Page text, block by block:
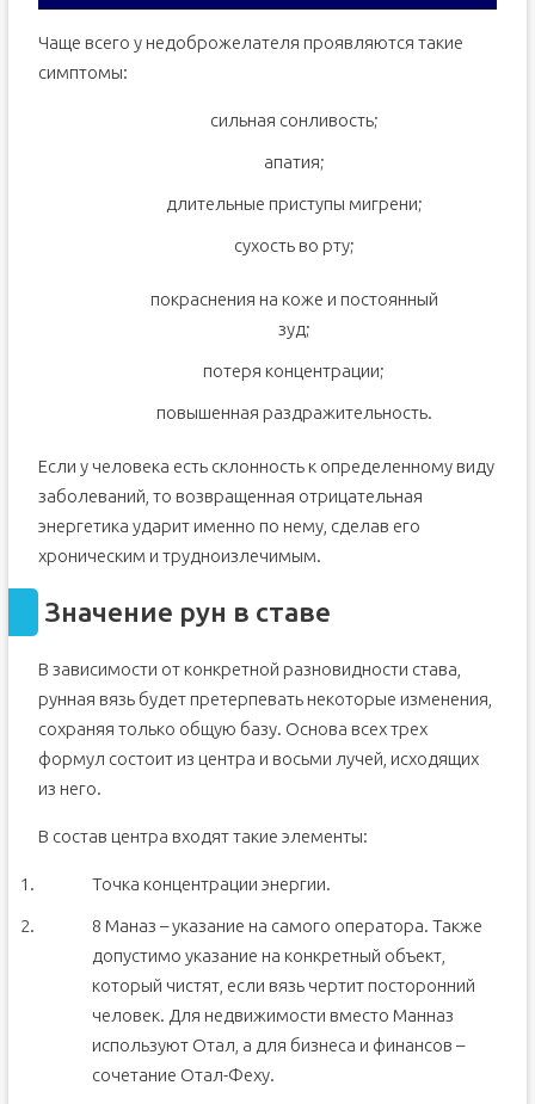
Чаще всего у недоброжелателя проявляются такие
симптомы:
сильная сонливость;
апатия;
длительные приступы мигрени;
сухость во рту;
покраснения на коже и постоянный
зуд;
потеря концентрации;
повышенная раздражительность.
Если у человека есть склонность к определенному виду
заболеваний, то возвращенная отрицательная
энергетика ударит именно по нему, сделав его
хроническим и трудноизлечимым.
Значение рун в ставе
В зависимости от конкретной разновидности става,
рунная вязь будет претерпевать некоторые изменения,
сохраняя только общую базу. Основа всех трех
формул состоит из центра и восьми лучей, исходящих
из него.
В состав центра входят такие элементы:
Точка концентрации энергии.
8 Маназ – указание на самого оператора. Также
допустимо указание на конкретный объект,
который чистят, если вязь чертит посторонний
человек. Для недвижимости вместо Манназ
используют Отал, а для бизнеса и финансов –
сочетание Отал-Феху.